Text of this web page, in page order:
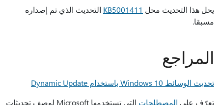
يحل هذا التحديث محل KB5001411 التحديث الذي تم إصداره
مسبقا.
المراجع
تحديث الوسائط Windows 10 باستخدام Dynamic Update
تعرّف على المصطلحات
التي تستخدمها Microsoft لوصف تحديثات